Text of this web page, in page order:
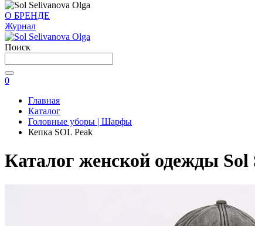
О БРЕНДЕ
Журнал
Поиск
0
Главная
Каталог
Головные уборы | Шарфы
Кепка SOL Peak
Каталог женской одежды Sol